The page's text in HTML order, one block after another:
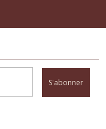
S'abonner